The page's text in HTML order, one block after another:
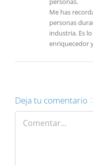
Me has
personas
industria. Es
enriquecedor
Deja tu comentario
Comentar